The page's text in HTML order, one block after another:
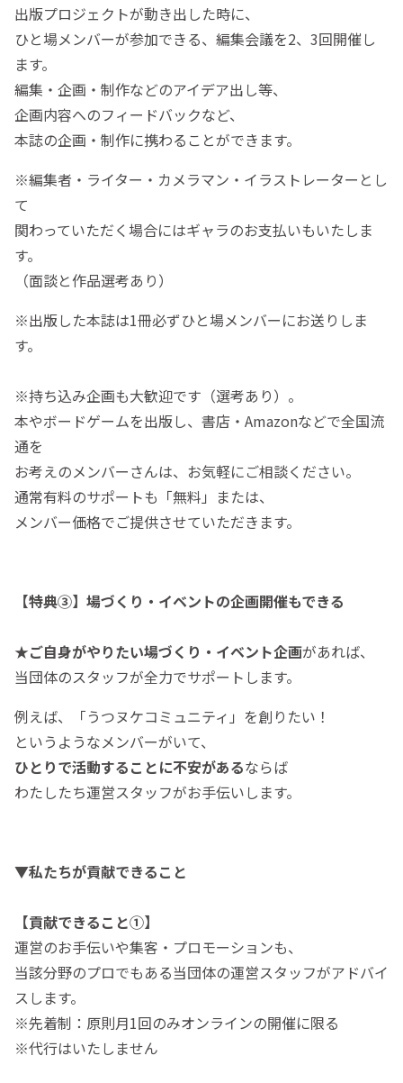
出版プロジェクトが動き出した時に、
ひと場メンバーが参加できる、編集会議を2、3回開催し
ます。
編集・企画・制作などのアイデア出し等、
企画内容へのフィードバックなど、
本誌の企画・制作に携わることができます。
※編集者・ライター・カメラマン・イラストレーターとし
て
関わっていただく場合にはギャラのお支払いもいたしま
す。
（面談と作品選考あり）
※出版した本誌は1冊必ずひと場メンバーにお送りしま
す。
※持ち込み企画も大歓迎です（選考あり）。
本やボードゲームを出版し、書店・Amazonなどで全国流
通を
お考えのメンバーさんは、お気軽にご相談ください。
通常有料のサポートも「無料」または、
メンバー価格でご提供させていただきます。
【特典③】場づくり・イベントの企画開催もできる
★ご自身がやりたい場づくり・イベント企画があれば、
当団体のスタッフが全力でサポートします。
例えば、「うつヌケコミュニティ」を創りたい！
というようなメンバーがいて、
ひとりで活動することに不安があるならば
わたしたち運営スタッフがお手伝いします。
▼私たちが貢献できること
【貢献できること①】
運営のお手伝いや集客・プロモーションも、
当該分野のプロでもある当団体の運営スタッフがアドバイ
スします。
※先着制：原則月1回のみオンラインの開催に限る
※代行はいたしません